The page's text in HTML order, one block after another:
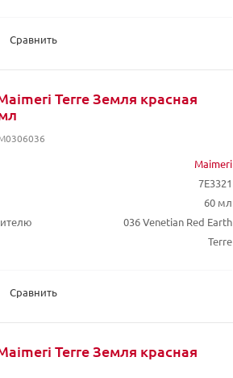
Сравнить
Terre Земля красная
Maimeri
7E3321
60 мл
036 Venetian Red Earth
Terre
Сравнить
Terre Земля красная